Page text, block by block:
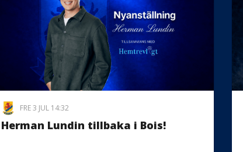
FRE 3 JUL 14:32
Herman Lundin tillbaka i Bois!